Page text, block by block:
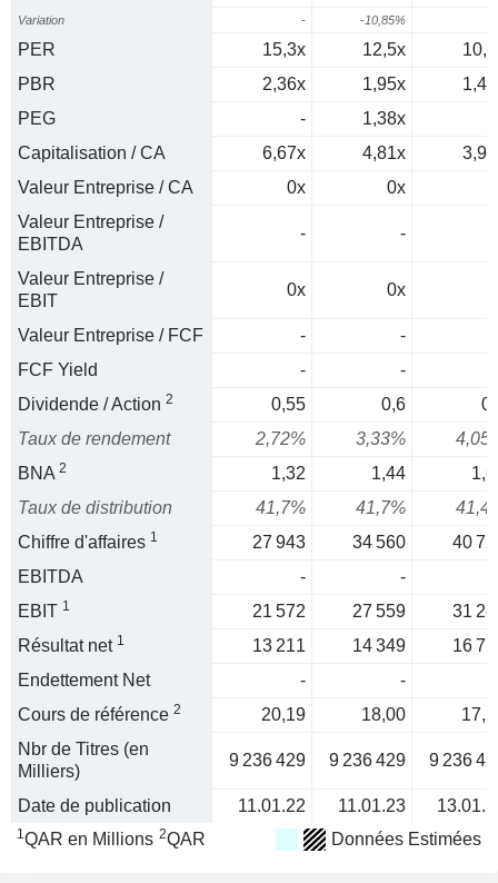
Variation - -10,85%
PER 15,3x 12,5x
PBR
2,36x 1,95x
PEG
-
1,38x
Capitalisation / CA
6,67x 4,81x
Valeur Entreprise / CA
0x 0x
Valeur Entreprise /
EBITDA
- -
Valeur Entreprise /
EBIT
0x 0x
Valeur Entreprise / FCF -
-
FCF Yield
-
-
Dividende / Action 2 0,55 0,6
Taux de rendement
2,72% 3,33%
BNA 2 1,32 1,44
Taux de distribution
41,7% 41,7%
Chiffre d'affaires 1 27 943 34 560
40
EBITDA
-
-
EBIT 1 21 572 27 559
31
Résultat net 1 13 211 14 349
16
Endettement Net
-
-
Cours de référence 2 20,19 18,00
Nbr de Titres (en
Milliers)
9 236 429 9 236 429 9 236
Date de publication 11.01.22 11.01.23
1QAR en Millions 2QAR Données Estimées